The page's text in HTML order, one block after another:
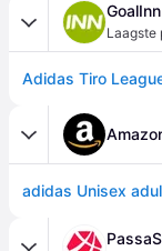
GoalInn
Laagste
Adidas Tiro